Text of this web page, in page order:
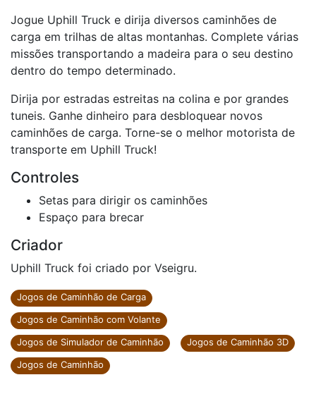
Jogue Uphill Truck e dirija diversos caminhões de
carga em trilhas de altas montanhas. Complete várias
missões transportando a madeira para o seu destino
dentro do tempo determinado.
Dirija por estradas estreitas na colina e por grandes
tuneis. Ganhe dinheiro para desbloquear novos
caminhões de carga. Torne-se o melhor motorista de
transporte em Uphill Truck!
Controles
Setas para dirigir os caminhões
Espaço para brecar
Criador
Uphill Truck foi criado por Vseigru.
Jogos de Caminhão de Carga
Jogos de Caminhão com Volante
Jogos de Simulador de Caminhão
Jogos de Caminhão 3D
Jogos de Caminhão